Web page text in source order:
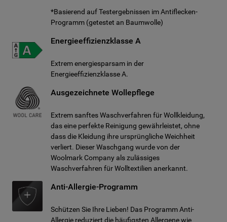
*Basierend auf Testergebnissen im Antiflecken-
Programm (getestet an Baumwolle)
Energieeffizienzklasse A
Extrem energiesparsam in der
Energieeffizienzklasse A.
Ausgezeichnete Wollepflege
Extrem sanftes Waschverfahren für Wollkleidung,
das eine perfekte Reinigung gewährleistet, ohne
dass die Kleidung ihre ursprüngliche Weichheit
verliert. Dieser Waschgang wurde von der
Woolmark Company als zulässiges
Waschverfahren für Wolltextilien anerkannt.
Anti-Allergie-Programm
Schützen Sie Ihre Lieben! Das Programm Anti-
Allergie reduziert die häufigsten Allergene wie